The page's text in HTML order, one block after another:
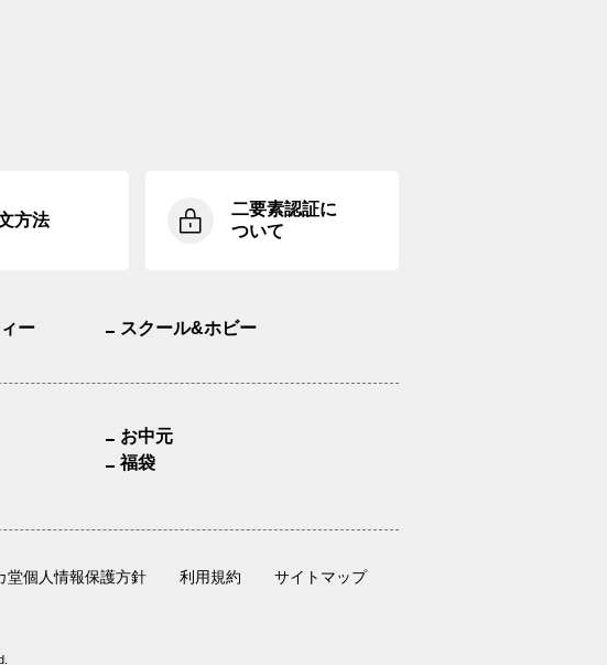
方法
二要素認証に
ついて
ー スクール&ホビー
お中元
福袋
堂個人情報保護方針 利用規約 サイトマップ